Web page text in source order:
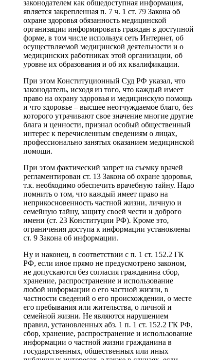
законодателем как общедоступная информация,
является закрепленная п. 7 ч. 1 ст. 79 Закона об
охране здоровья обязанность медицинской
организации информировать граждан в доступной
форме, в том числе используя сеть Интернет, об
осуществляемой медицинской деятельности и о
медицинских работниках этой организации, об
уровне их образования и об их квалификации.
При этом Конституционный Суд РФ указал, что
законодатель, исходя из того, что каждый имеет
право на охрану здоровья и медицинскую помощь
и что здоровье – высшее неотчуждаемое благо, без
которого утрачивают свое значение многие другие
блага и ценности, признал особый общественный
интерес к перечисленным сведениям о лицах,
профессионально занятых оказанием медицинской
помощи.
При этом фактический запрет на съемку врачей
регламентирован ст. 13 Закона об охране здоровья,
т.к. необходимо обеспечить врачебную тайну. Надо
помнить о том, что каждый имеет право на
неприкосновенность частной жизни, личную и
семейную тайну, защиту своей чести и доброго
имени (ст. 23 Конституции РФ). Кроме это,
ограничения доступа к информации установлены
ст. 9 Закона об информации.
Ну и наконец, в соответствии с п. 1 ст. 152.2 ГК
РФ, если иное прямо не предусмотрено законом,
не допускаются без согласия гражданина сбор,
хранение, распространение и использование
любой информации о его частной жизни, в
частности сведений о его происхождении, о месте
его пребывания или жительства, о личной и
семейной жизни. Не являются нарушением
правил, установленных абз. 1 п. 1 ст. 152.2 ГК РФ,
сбор, хранение, распространение и использование
информации о частной жизни гражданина в
государственных, общественных или иных